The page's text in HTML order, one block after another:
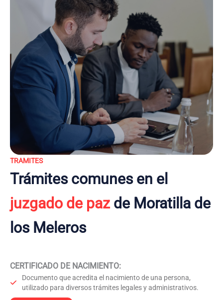
TRAMITES
Trámites comunes en el
juzgado de pazde Moratilla de
los Meleros
CERTIFICADO DE NACIMIENTO:
Documento que acredita el nacimiento de una persona,
utilizado para diversos trámites legales y administrativos.